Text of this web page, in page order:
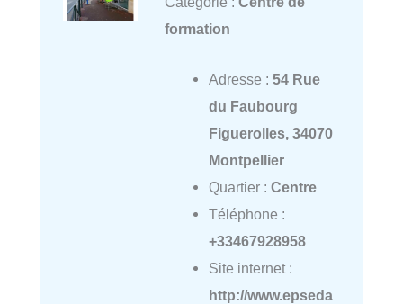
formation
Adresse : 54 Rue
du Faubourg
Figuerolles, 34070
Montpellier
Quartier : Centre
Téléphone :
+33467928958
Site internet :
http://www.epseda